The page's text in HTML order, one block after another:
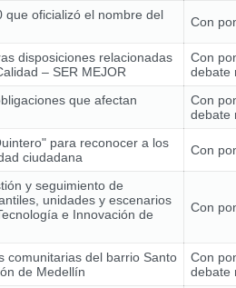
que oficializó el nombre del
Con
disposiciones relacionadas
– SER MEJOR
Con
debate
que afectan
Con
debate
para reconocer a los
ciudadana
Con
y seguimiento de
unidades y escenarios
e Innovación de
Con
comunitarias del barrio Santo
de Medellín
Con
debate